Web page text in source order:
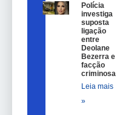
Polícia
investiga
suposta
ligação
entre
Deolane
Bezerra e
facção
criminosa
Leia mais
»